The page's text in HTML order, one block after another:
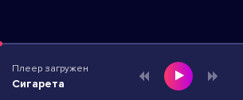
Плеер загружен
Сигарета